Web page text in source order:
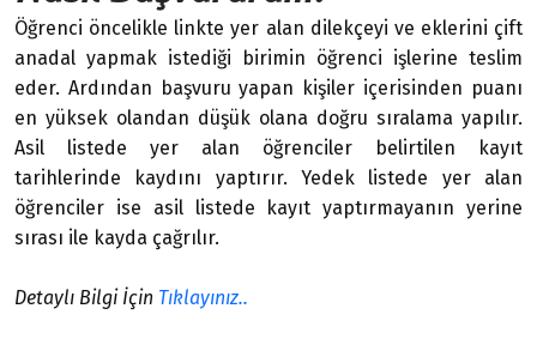
Öğrenci öncelikle linkte yer alan dilekçeyi ve eklerini çift
anadal yapmak istediği birimin öğrenci işlerine teslim
eder. Ardından başvuru yapan kişiler içerisinden puanı
en yüksek olandan düşük olana doğru sıralama yapılır.
Asil listede yer alan öğrenciler belirtilen kayıt
tarihlerinde kaydını yaptırır. Yedek listede yer alan
öğrenciler ise asil listede kayıt yaptırmayanın yerine
sırası ile kayda çağrılır.
Detaylı Bilgi İçin Tıklayınız..